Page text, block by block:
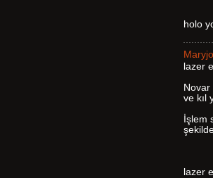
holo
Maryjo
lazer
ve kıl
İşlem
lazer